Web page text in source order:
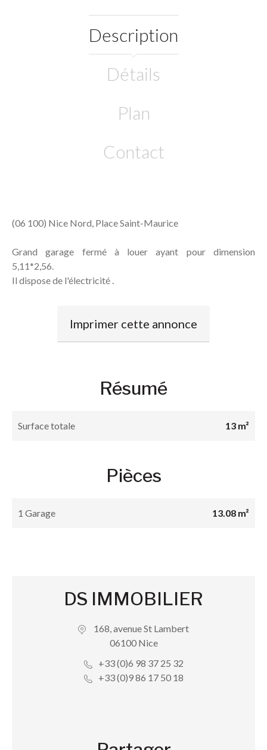
Description
Détails
Plan
Contact
(06 100) Nice Nord, Place Saint-Maurice
Grand garage fermé à louer ayant pour dimension
5,11*2,56.
Il dispose de l'électricité .
Imprimer cette annonce
Résumé
Surface totale 13 m²
Pièces
1 Garage 13.08 m²
DS IMMOBILIER
168, avenue St Lambert
06100 Nice
+33 (0)6 98 37 25 32
+33 (0)9 86 17 50 18